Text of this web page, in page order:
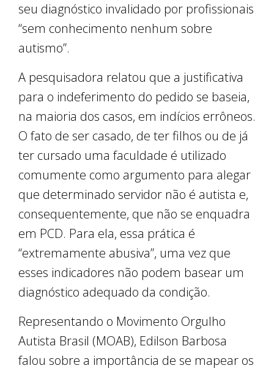
seu diagnóstico invalidado por profissionais
“sem conhecimento nenhum sobre
autismo”.
A pesquisadora relatou que a justificativa
para o indeferimento do pedido se baseia,
na maioria dos casos, em indícios errôneos.
O fato de ser casado, de ter filhos ou de já
ter cursado uma faculdade é utilizado
comumente como argumento para alegar
que determinado servidor não é autista e,
consequentemente, que não se enquadra
em PCD. Para ela, essa prática é
“extremamente abusiva”, uma vez que
esses indicadores não podem basear um
diagnóstico adequado da condição.
Representando o Movimento Orgulho
Autista Brasil (MOAB), Edilson Barbosa
falou sobre a importância de se mapear os